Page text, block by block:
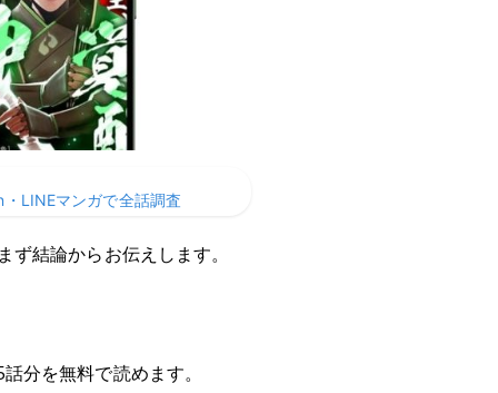
LINEマンガで全話調査
結論からお伝えします。
分を無料で読めます。